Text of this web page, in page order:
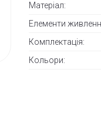
Матеріал:
Елементи
Комплектація:
Кольори: